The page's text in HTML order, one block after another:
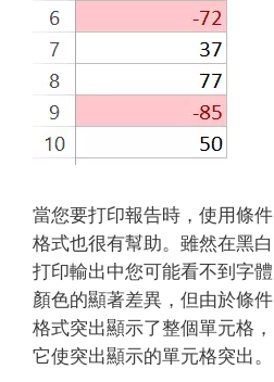
當您要打印報告時，使用條件
格式也很有幫助。 雖然在黑白
打印輸出中您可能看不到字體
顏色的顯著差異，但由於條件
格式突出顯示了整個單元格，
它使突出顯示的單元格突出。